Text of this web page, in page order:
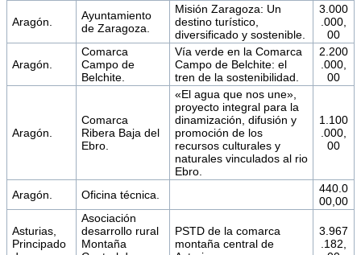
Aragón.
Ayuntamiento
de Zaragoza.
Misión Zaragoza: Un
destino turístico,
diversificado y sostenible.
3.000
.000,
00
Aragón.
Comarca
Campo de
Belchite.
Vía verde en la Comarca
Campo de Belchite: el
tren de la sostenibilidad.
2.200
.000,
00
Aragón.
Comarca
Ribera Baja del
Ebro.
«El agua que nos une»,
proyecto integral para la
dinamización, difusión y
promoción de los
recursos culturales y
naturales vinculados al rio
Ebro.
1.100
.000,
00
Aragón. Oficina técnica.
440.0
00,00
Asturias,
Principado
Asociación
desarrollo rural
Montaña
PSTD de la comarca
montaña central de
3.967
.182,